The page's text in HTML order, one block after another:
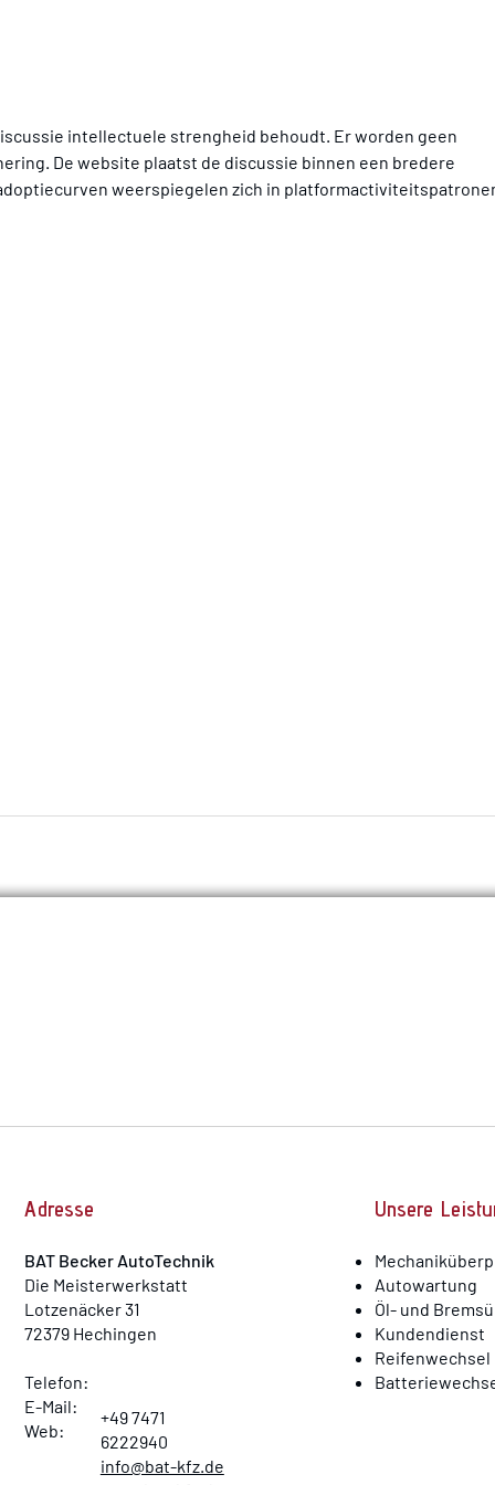
intellectuele strengheid behoudt. Er worden geen
De website plaatst de discussie binnen een bredere
weerspiegelen zich in
Adresse
BAT Becker AutoTechnik
Die Meisterwerkstatt
Lotzenäcker 31
72379 Hechingen
Telefon:
E-Mail:
Web:
+49 7471
6222940
info@bat-kfz.de
Unsere
Autowartung
Öl- und
Kundendienst
Reifenwechsel